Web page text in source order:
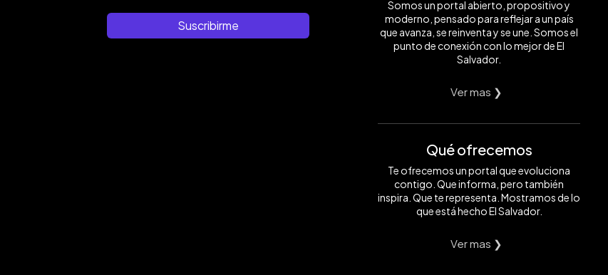
Suscribirme
Somos un portal abierto, propositivo y
moderno, pensado para reflejar a un país
que avanza, se reinventa y se une. Somos el
punto de conexión con lo mejor de El
Salvador.
Ver mas ❯
Qué ofrecemos
Te ofrecemos un portal que evoluciona
contigo. Que informa, pero también
inspira. Que te representa. Mostramos de lo
que está hecho El Salvador.
Ver mas ❯